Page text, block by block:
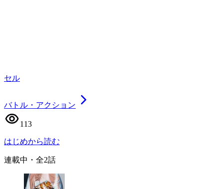
セル
バトル・アクション
113
はじめから読む
連載中 ・全2話